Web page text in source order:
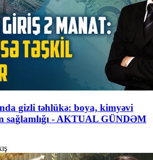
gizli təhlükə: boya, kimyəvi
sağlamlığı - AKTUAL GÜNDƏM